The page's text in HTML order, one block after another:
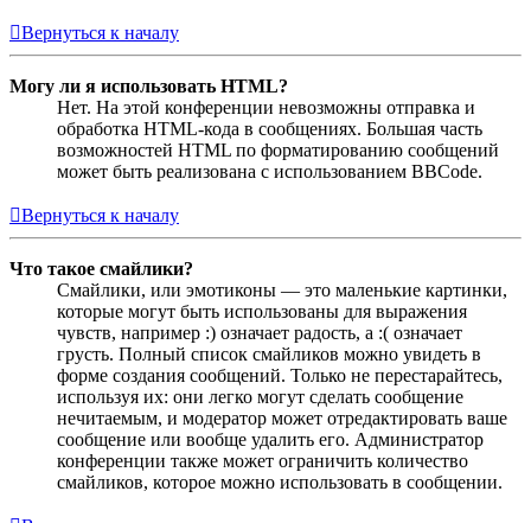
Вернуться к началу
Могу ли я использовать HTML?
Нет. На этой конференции невозможны отправка и
обработка HTML-кода в сообщениях. Большая часть
возможностей HTML по форматированию сообщений
может быть реализована с использованием BBCode.
Вернуться к началу
Что такое смайлики?
Смайлики, или эмотиконы — это маленькие картинки,
которые могут быть использованы для выражения
чувств, например :) означает радость, а :( означает
грусть. Полный список смайликов можно увидеть в
форме создания сообщений. Только не перестарайтесь,
используя их: они легко могут сделать сообщение
нечитаемым, и модератор может отредактировать ваше
сообщение или вообще удалить его. Администратор
конференции также может ограничить количество
смайликов, которое можно использовать в сообщении.